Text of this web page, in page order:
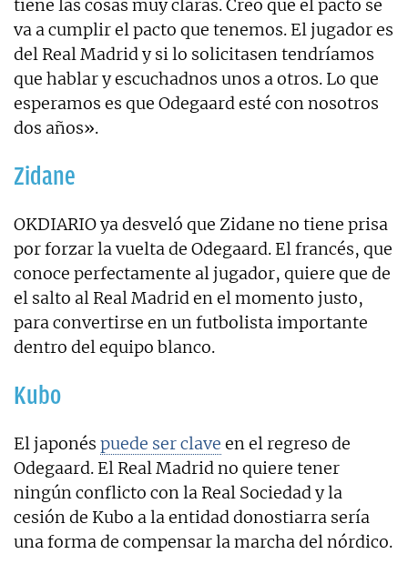
tiene las cosas muy claras. Creo que el pacto se
va a cumplir el pacto que tenemos. El jugador es
del Real Madrid y si lo solicitasen tendríamos
que hablar y escuchadnos unos a otros. Lo que
esperamos es que Odegaard esté con nosotros
dos años».
Zidane
OKDIARIO ya desveló que Zidane no tiene prisa
por forzar la vuelta de Odegaard. El francés, que
conoce perfectamente al jugador, quiere que de
el salto al Real Madrid en el momento justo,
para convertirse en un futbolista importante
dentro del equipo blanco.
Kubo
El japonés puede ser clave en el regreso de
Odegaard. El Real Madrid no quiere tener
ningún conflicto con la Real Sociedad y la
cesión de Kubo a la entidad donostiarra sería
una forma de compensar la marcha del nórdico.